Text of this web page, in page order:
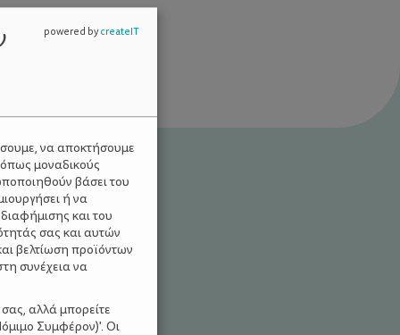
να αποκτήσουμε
μοναδικούς
βάσει του
ή να
και του
σας και αυτών
βελτίωση προϊόντων
συνέχεια να
αλλά μπορείτε
Συμφέρον)'. Οι
powered bycreateIT